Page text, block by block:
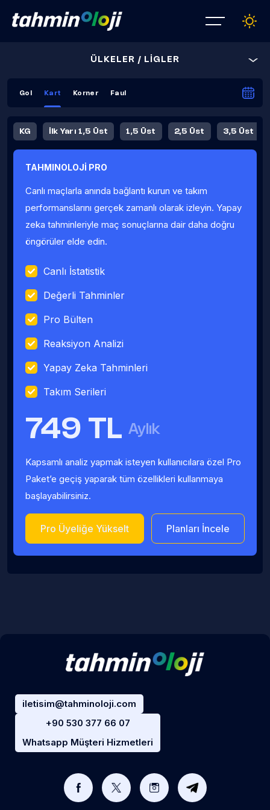
ÜLKELER / LİGLER
Gol Kart Korner Faul
KG İlk Yarı 1,5 Üst 1,5 Üst 2,5 Üst 3,5 Üst
Fauller Ortalama
TAHMINOLOJİ PRO
Canlı maçlarla anında bağlantı kurun ve takım
performanslarını gerçek zamanlı olarak izleyin. Yapay
zeka tahminleriyle maç sonuçlarına dair daha doğru
öngörüler elde edin.
Canlı İstatistik
Değerli Tahminler
Pro Bülten
Reaksiyon Analizi
Yapay Zeka Tahminleri
Takım Serileri
749 TL Aylık
Kapsamlı analiz yapmak isteyen kullanıcılara özel Pro
Paket’e geçiş yaparak tüm özellikleri kullanmaya
başlayabilirsiniz.
Pro Üyeliğe Yükselt Planları İncele
iletisim@tahminoloji.com
+90 530 377 66 07
Whatsapp Müşteri Hizmetleri